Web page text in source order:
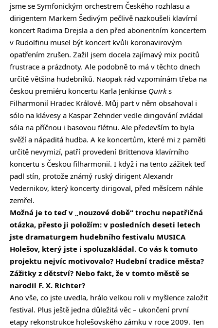
jsme se Symfonickým orchestrem Českého rozhlasu a
dirigentem Markem Šedivým pečlivě nazkoušeli klavírní
koncert Radima Drejsla a den před abonentním koncertem
v Rudolfinu musel být koncert kvůli koronavirovým
opatřením zrušen. Zažil jsem docela zajímavý mix pocitů
frustrace a prázdnoty. Ale podobně to má v těchto dnech
určitě většina hudebníků. Naopak rád vzpomínám třeba na
českou premiéru koncertu Karla Jenkinse Quirks
Filharmonií Hradec Králové. Můj part v něm obsahoval i
sólo na klávesy a Kaspar Zehnder vedle dirigování zvládal
sóla na příčnou i basovou flétnu. Ale především to byla
svěží a nápaditá hudba. A ke koncertům, které mi z paměti
určitě nevymizí, patří provedení Brittenova klavírního
koncertu s Českou filharmonií. I když i na tento zážitek teď
padl stín, protože známý ruský dirigent Alexandr
Vedernikov, který koncerty dirigoval, před měsícem náhle
zemřel.
Možná je to teď v „nouzové době“ trochu nepatřičná
otázka, přesto ji položím: v posledních deseti letech
jste dramaturgem hudebního festivalu MUSICA
Holešov, který jste i spoluzakládal. Co vás k tomuto
projektu nejvíc motivovalo? Hudební tradice města?
Zážitky z dětství? Nebo fakt, že v tomto městě se
narodil F. X. Richter?
Ano vše, co jste uvedla, hrálo velkou roli v myšlence založit
festival. Plus ještě jedna důležitá věc – ukončení první
etapy rekonstrukce holešovského zámku v roce 2009. Ten